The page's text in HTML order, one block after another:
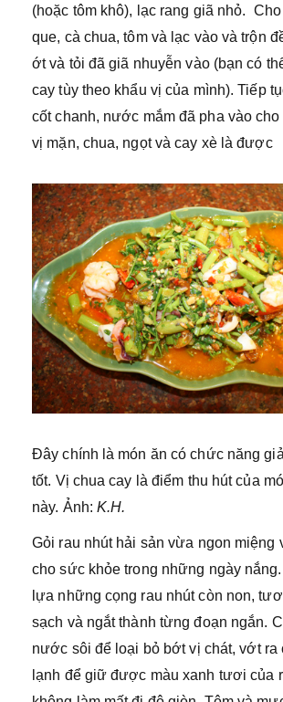
(hoặc tôm khô), lạc rang giã nhỏ.
que, cà chua, tôm và lạc vào và trộn
ớt và tỏi đã giã nhuyễn vào (bạn có
cay tùy theo khẩu vị của mình). Tiếp
cốt chanh, nước mắm đã pha vào cho
vị mặn, chua, ngọt và cay xè là được
Đây chính là món ăn có chức năng
tốt. Vị chua cay là điểm thu hút của
này. Ảnh: K.H.
Gỏi rau nhút hải sản vừa ngon miệng
cho sức khỏe trong những ngày
lựa những cọng rau nhút còn non,
sạch và ngắt thành từng đoạn ngắn.
nước sôi để loại bỏ bớt vị chát, vớt ra
lạnh để giữ được màu xanh tươi của